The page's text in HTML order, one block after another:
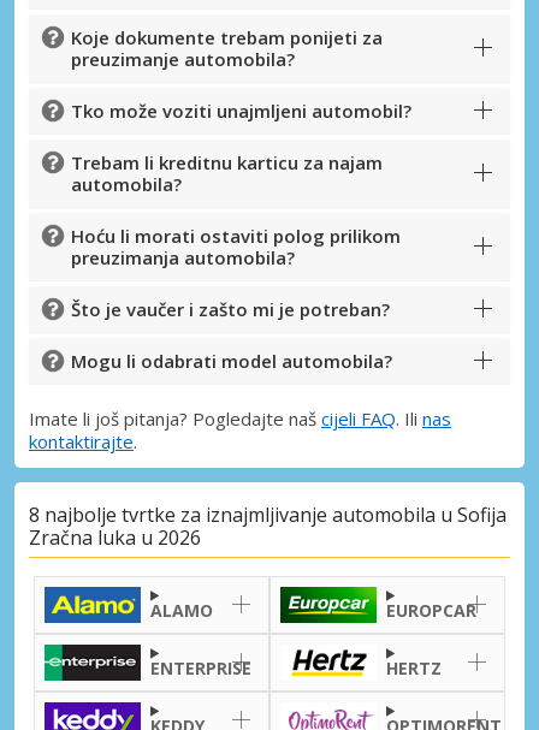
Koje dokumente trebam ponijeti za
preuzimanje automobila?
Tko može voziti unajmljeni automobil?
Trebam li kreditnu karticu za najam
automobila?
Hoću li morati ostaviti polog prilikom
preuzimanja automobila?
Što je vaučer i zašto mi je potreban?
Mogu li odabrati model automobila?
Imate li još pitanja? Pogledajte naš cijeli FAQ. Ili nas
kontaktirajte.
8 najbolje tvrtke za iznajmljivanje automobila u Sofija
Zračna luka u 2026
ALAMO EUROPCAR
ENTERPRISE HERTZ
KEDDY OPTIMORENT